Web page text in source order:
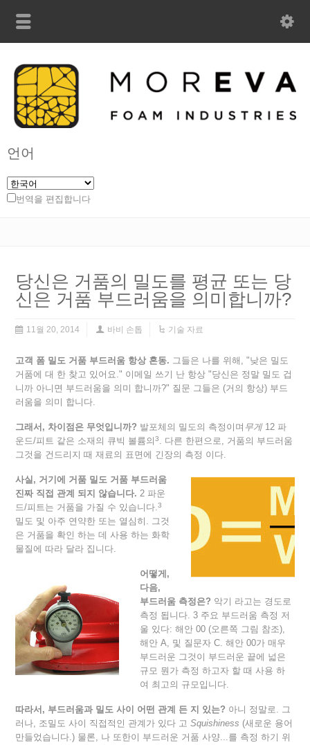
언어
번역을 편집합니다
당신은 거품의 밀도를 평균 또는 당
신은 거품 부드러움을 의미합니까?
11월 20, 2014 바비 손톱 기술 자료
고객 폼 밀도 거품 부드러움 항상 혼동. 그들은 나를 위해, "낮은 밀도
거품에 대 한 찾고 있어요." 이메일 쓰기 난 항상 "당신은 정말 밀도 겁
니까 아니면 부드러움을 의미 합니까?" 질문 그들은 (거의 항상) 부드
러움을 의미 합니다.
그래서, 차이점은 무엇입니까? 발포체의 밀도의 측정이며 무게12 파
운드/피트 같은 소재의 큐빅 볼륨의3. 다른 한편으로, 거품의 부드러움
그것을 건드리지 때 재료의 표면에 긴장의 측정 이다.
사실, 거기에 거품 밀도 거품 부드러움
진짜 직접 관계 되지 않습니다.2 파운
드/피트는 거품을 가질 수 있습니다.3
밀도 및 아주 연약한 또는 열심히. 그것
은 거품을 확인 하는 데 사용 하는 화학
물질에 따라 달라 집니다.
어떻게,
다음,
부드러움 측정은? 악기 라고는 경도로
측정 됩니다. 3 주요 부드러움 측정 저
울 있다: 해안 00 (오른쪽 그림 참조),
해안 A, 및 질문자 C. 해안 00가 매우
부드러운 그것이 부드러운 끝에 넓은
규모 뭔가 측정 하고자 할 때 사용 하
여 최고의 규모입니다.
따라서, 부드러움과 밀도 사이 어떤 관계 든 지 있는? 아니 정말로. 그
러나, 조밀도 사이 직접적인 관계가 있다 고Squishiness (새로운 용어
만들었습니다.) 물론, 나 또한이 부드러운 거품 사양...를 측정 하기 위